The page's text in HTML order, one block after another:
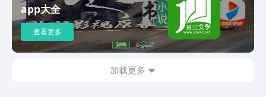
高质地吸收内容精华，陪伴你10天读完
一本书。 往期共读书单：《解忧杂货
店》、《皮囊》、《自控力》、《情
书》、《简·爱》、《茶花女》、《当幸
福来敲门》、《小王子》、《妈阁是座
app大全
查看更多
加载更多